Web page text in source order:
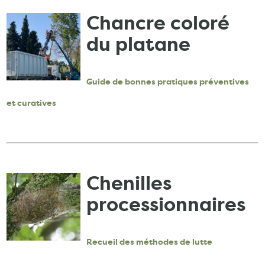
Chancre coloré
du platane
Guide de bonnes pratiques préventives
et curatives
Chenilles
processionnaires
Recueil des méthodes de lutte